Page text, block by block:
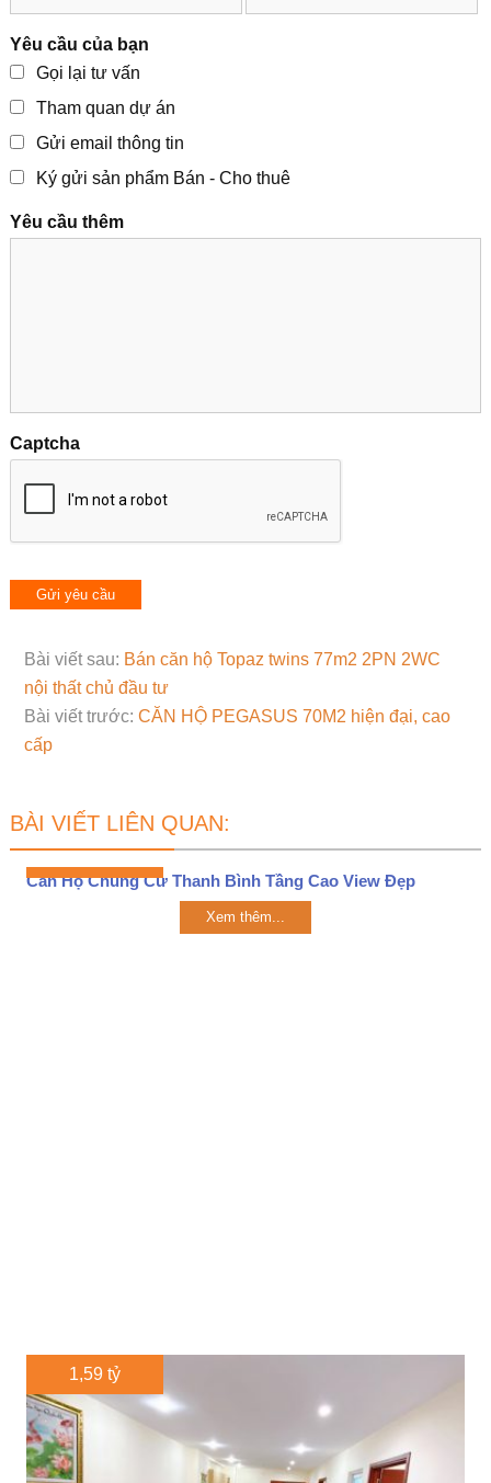
Yêu cầu của bạn
Gọi lại tư vấn
Tham quan dự án
Gửi email thông tin
Ký gửi sản phẩm Bán - Cho thuê
Yêu cầu thêm
Captcha
Bài viết sau: Bán căn hộ Topaz twins 77m2 2PN 2WC
nội thất chủ đầu tư
Bài viết trước: CĂN HỘ PEGASUS 70M2 hiện đại, cao
cấp
BÀI VIẾT LIÊN QUAN:
Căn Hộ Chung Cư Thanh Bình Tầng Cao View Đẹp
Xem thêm...
1,59 tỷ